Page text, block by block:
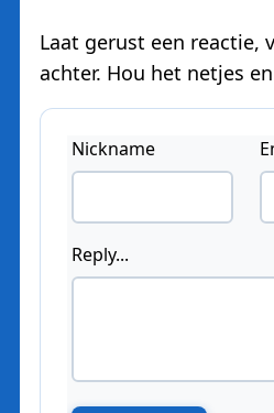
Laat gerust een reactie,
achter. Hou het netjes